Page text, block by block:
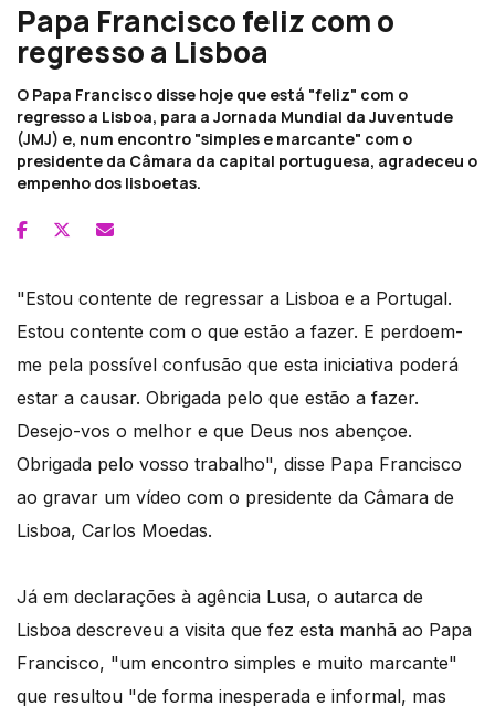
Papa Francisco feliz com o
regresso a Lisboa
O Papa Francisco disse hoje que está "feliz" com o
regresso a Lisboa, para a Jornada Mundial da Juventude
(JMJ) e, num encontro "simples e marcante" com o
presidente da Câmara da capital portuguesa, agradeceu o
empenho dos lisboetas.
"Estou contente de regressar a Lisboa e a Portugal.
Estou contente com o que estão a fazer. E perdoem-
me pela possível confusão que esta iniciativa poderá
estar a causar. Obrigada pelo que estão a fazer.
Desejo-vos o melhor e que Deus nos abençoe.
Obrigada pelo vosso trabalho", disse Papa Francisco
ao gravar um vídeo com o presidente da Câmara de
Lisboa, Carlos Moedas.
Já em declarações à agência Lusa, o autarca de
Lisboa descreveu a visita que fez esta manhã ao Papa
Francisco, "um encontro simples e muito marcante"
que resultou "de forma inesperada e informal, mas